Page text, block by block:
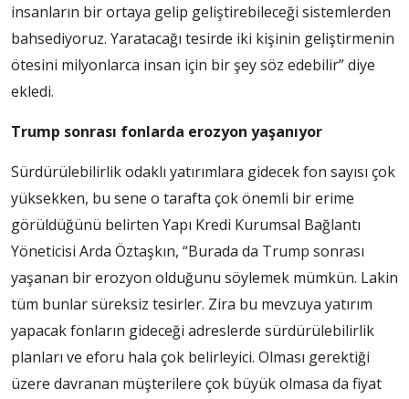
insanların bir ortaya gelip geliştirebileceği sistemlerden
bahsediyoruz. Yaratacağı tesirde iki kişinin geliştirmenin
ötesini milyonlarca insan için bir şey söz edebilir” diye
ekledi.
Trump sonrası fonlarda erozyon yaşanıyor
Sürdürülebilirlik odaklı yatırımlara gidecek fon sayısı çok
yüksekken, bu sene o tarafta çok önemli bir erime
görüldüğünü belirten Yapı Kredi Kurumsal Bağlantı
Yöneticisi Arda Öztaşkın, “Burada da Trump sonrası
yaşanan bir erozyon olduğunu söylemek mümkün. Lakin
tüm bunlar süreksiz tesirler. Zira bu mevzuya yatırım
yapacak fonların gideceği adreslerde sürdürülebilirlik
planları ve eforu hala çok belirleyici. Olması gerektiği
üzere davranan müşterilere çok büyük olmasa da fiyat